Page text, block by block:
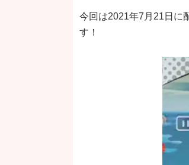
今回は2021年7月21日に
す！
動
画
レ
ー
ヤ